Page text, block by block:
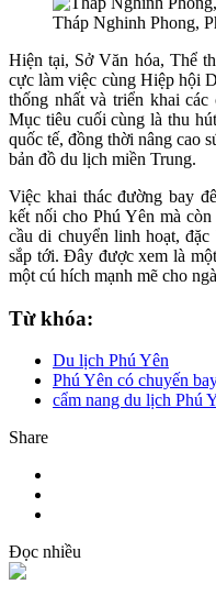
Tháp Nghinh Phong,
Hiện tại, Sở Văn hóa, Thể
cực làm việc cùng Hiệp hội
thống nhất và triển khai
Mục tiêu cuối cùng là thu
quốc tế, đồng thời nâng cao
bản đồ du lịch miền Trung.
Việc khai thác đường bay
kết nối cho Phú Yên mà
cầu di chuyển linh hoạt,
sắp tới. Đây được xem là
một cú hích mạnh mẽ cho
Từ khóa:
Du lịch Phú Yên
Phú Yên có chuyến
cẩm nang du lịch Phú
Share
Đọc nhiều